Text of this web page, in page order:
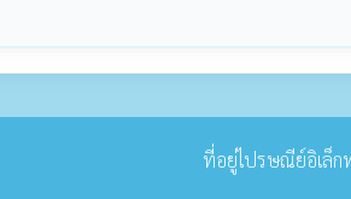
ที่อยู่ไปรษณีย์อิเล็ก